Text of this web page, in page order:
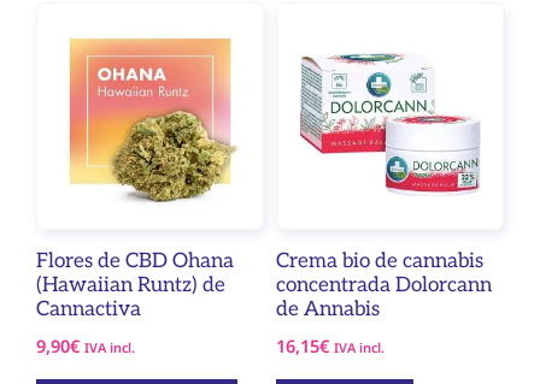
Flores de CBD Ohana
(Hawaiian Runtz) de
Cannactiva
9,90€ IVA incl.
Crema bio de cannabis
concentrada Dolorcann
de Annabis
16,15€ IVA incl.